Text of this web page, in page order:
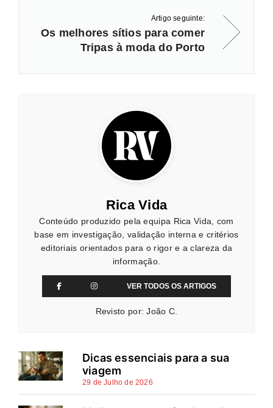
Artigo seguinte:
Os melhores sítios para comer
Tripas à moda do Porto
Rica Vida
Conteúdo produzido pela equipa Rica Vida, com
base em investigação, validação interna e critérios
editoriais orientados para o rigor e a clareza da
informação.
VER TODOS OS ARTIGOS
Revisto por: João C.
Dicas essenciais para a sua
viagem
29 de Julho de 2026